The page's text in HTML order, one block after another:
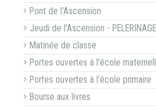
Pont de l'Ascension
Jeudi de l'Ascension - PELERINAGE
Matinée de classe
Portes ouvertes à l'école
Portes ouvertes à l'école primaire
Bourse aux livres